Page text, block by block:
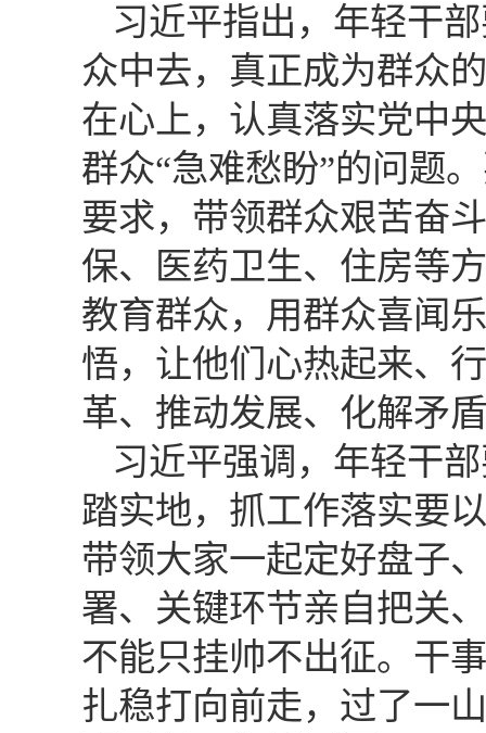
习近平指出，年轻干
众中去，真正成为群众
在心上，认真落实党中
群众“急难愁盼”的问题
要求，带领群众艰苦奋
保、医药卫生、住房等
教育群众，用群众喜闻
悟，让他们心热起来、
革、推动发展、化解矛
习近平强调，年轻干
踏实地，抓工作落实要
带领大家一起定好盘子
署、关键环节亲自把关
不能只挂帅不出征。干
扎稳打向前走，过了一